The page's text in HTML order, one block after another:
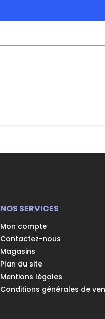
NOS SERVICES
Mon compte
Contactez-nous
Magasins
Plan du site
Mentions légales
Conditions générales de